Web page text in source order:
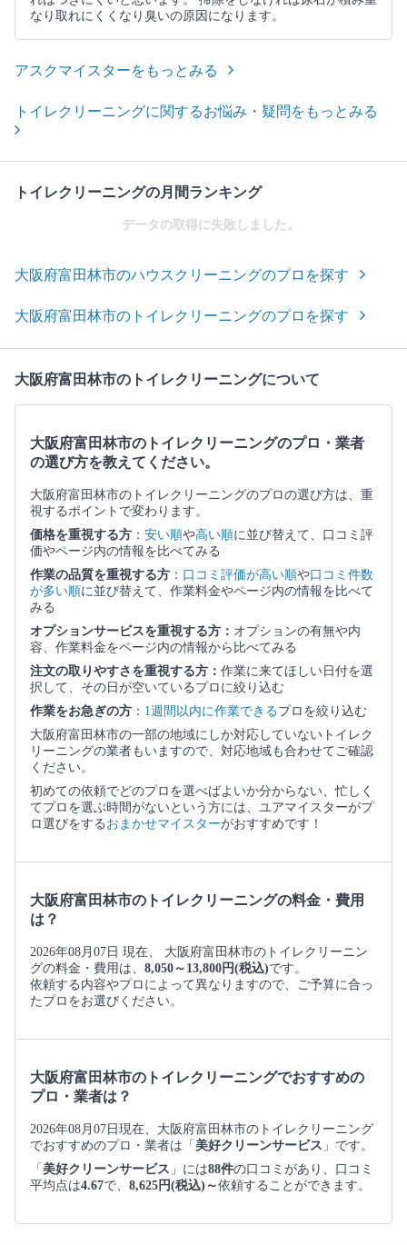
なり取れにくくなり臭いの原因になります。
アスクマイスターをもっとみる
トイレクリーニングに関するお悩み・疑問をもっとみる
トイレクリーニングの月間ランキング
データの取得に失敗しました。
大阪府富田林市のハウスクリーニングのプロを探す
大阪府富田林市のトイレクリーニングのプロを探す
大阪府富田林市のトイレクリーニングについて
大阪府富田林市のトイレクリーニングのプロ・業者
の選び方を教えてください。
大阪府富田林市のトイレクリーニングのプロの選び方は、重
視するポイントで変わります。
価格を重視する方 ： 安い順や高い順に並び替えて、口コミ評
価やページ内の情報を比べてみる
作業の品質を重視する方 ： 口コミ評価が高い順や口コミ件数
が多い順に並び替えて、作業料金やページ内の情報を比べて
みる
オプションサービスを重視する方： オプションの有無や内
容、作業料金をページ内の情報から比べてみる
注文の取りやすさを重視する方： 作業に来てほしい日付を選
択して、その日が空いているプロに絞り込む
作業をお急ぎの方 ： 1週間以内に作業できるプロを絞り込む
大阪府富田林市の一部の地域にしか対応していないトイレク
リーニングの業者もいますので、対応地域も合わせてご確認
ください。
初めての依頼でどのプロを選べばよいか分からない、忙しく
てプロを選ぶ時間がないという方には、ユアマイスターがプ
ロ選びをする おまかせマイスターがおすすめです！
大阪府富田林市のトイレクリーニングの料金・費用
は？
2026年08月07日 現在、 大阪府富田林市のトイレクリーニン
グの料金・費用は、 8,050～13,800円(税込)です。
依頼する内容やプロによって異なりますので、ご予算に合っ
たプロをお選びください。
大阪府富田林市のトイレクリーニングでおすすめの
プロ・業者は？
2026年08月07日現在、大阪府富田林市のトイレクリーニング
でおすすめのプロ・業者は「 美好クリーンサービス 」です。
「 美好クリーンサービス 」には88件の口コミがあり、口コミ
平均点は4.67で、 8,625円(税込)～依頼することができます。